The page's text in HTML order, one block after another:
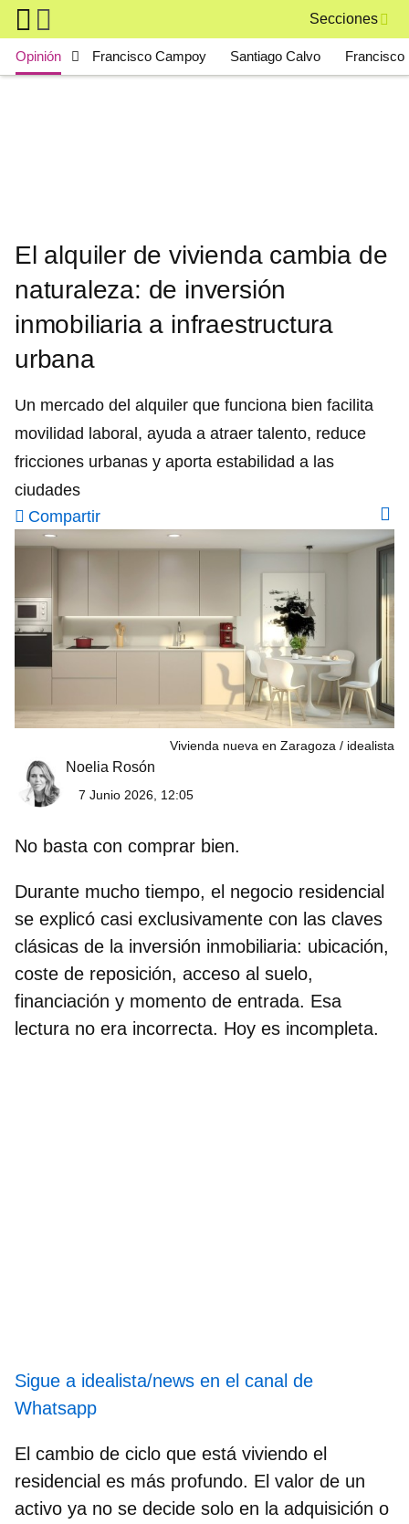
Skip to main content
Secciones
Main navigation
Opinión Francisco Campoy Santiago Calvo Francisco
El alquiler de vivienda cambia de
naturaleza: de inversión
inmobiliaria a infraestructura
urbana
Un mercado del alquiler que funciona bien facilita
movilidad laboral, ayuda a atraer talento, reduce
fricciones urbanas y aporta estabilidad a las
ciudades
Compartir
Vivienda nueva en Zaragoza idealista
Noelia Rosón
7 Junio 2026, 12:05
No basta con comprar bien.
Durante mucho tiempo, el negocio residencial
se explicó casi exclusivamente con las claves
clásicas de la inversión inmobiliaria: ubicación,
coste de reposición, acceso al suelo,
financiación y momento de entrada. Esa
lectura no era incorrecta. Hoy es incompleta.
Sigue a idealista/news en el canal de
Whatsapp
El cambio de ciclo que está viviendo el
residencial es más profundo. El valor de un
activo ya no se decide solo en la adquisición o